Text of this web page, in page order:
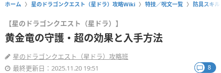
ホーム 星のドラゴンクエスト（星ドラ）攻略Wiki 特技／呪文一覧 防具スキル
【星のドラゴンクエスト（星ドラ）】
黄金竜の守護・超の効果と入手方法
星のドラゴンクエスト（星ドラ）攻略班
最終更新日：2025.11.20 19:51
8